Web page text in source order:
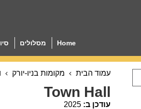
Home מסלולים
עמוד הבית מקומות בניו-יורק
Town Hall
עודכן ב: 2025